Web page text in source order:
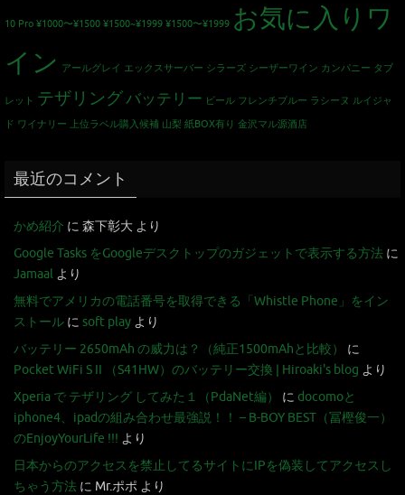
10 Pro ¥1000〜¥1500 ¥1500~¥1999 ¥1500〜¥1999 お気に入りワ
イン アールグレイ エックスサーバー シラーズ シーザーワイン カンパニー タブ
レット テザリングバッテリー ビール フレンチブルー ラシーヌ ルイジャ
ド ワイナリー 上位ラベル購入候補 山梨 紙BOX有り 金沢マル源酒店
最近のコメント
かめ紹介 に 森下彰大 より
Google Tasks をGoogleデスクトップのガジェットで表示する方法 に
Jamaal より
無料でアメリカの電話番号を取得できる「Whistle Phone」をイン
ストール に soft play より
バッテリー 2650mAh の威力は？（純正1500mAhと比較）
に
Pocket WiFi S II （S41HW）のバッテリー交換 | Hiroaki's blog より
Xperia で テザリング してみた１（PdaNet編）
に docomoと
iphone4、ipadの組み合わせ最強説！！ – B-BOY BEST（冨樫俊一）
のEnjoyYourLife !!! より
日本からのアクセスを禁止してるサイトにIPを偽装してアクセスし
ちゃう方法 に Mr.ポポ より